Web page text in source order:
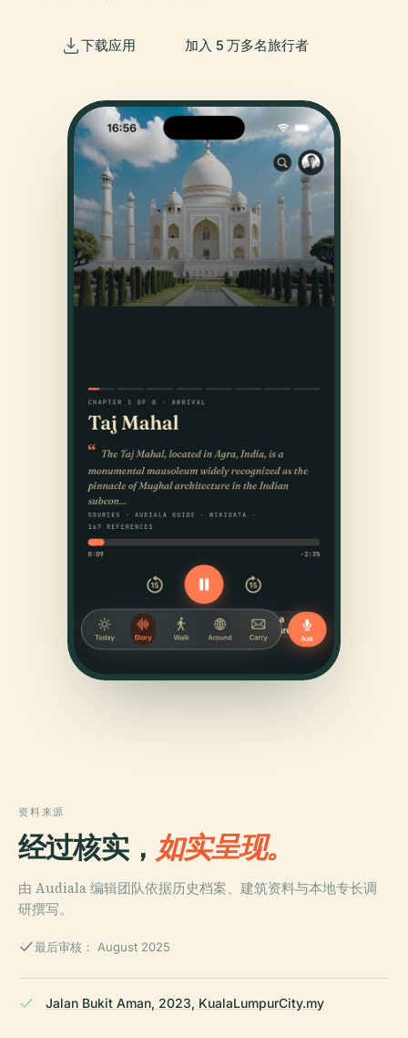
下载应用 加入 5 万多名旅行者
资料来源
经过核实， 如实呈现。
由 Audiala 编辑团队依据历史档案、建筑资料与本地专长调
研撰写。
最后审核： August 2025
Jalan Bukit Aman, 2023, KualaLumpurCity.my